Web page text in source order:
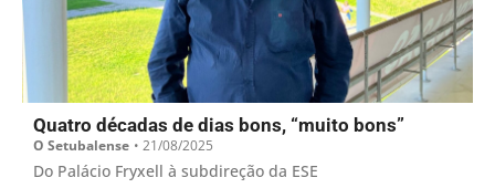
Quatro décadas de dias bons, “muito bons”
O Setubalense • 21/08/2025
Do Palácio Fryxell à subdireção da ESE